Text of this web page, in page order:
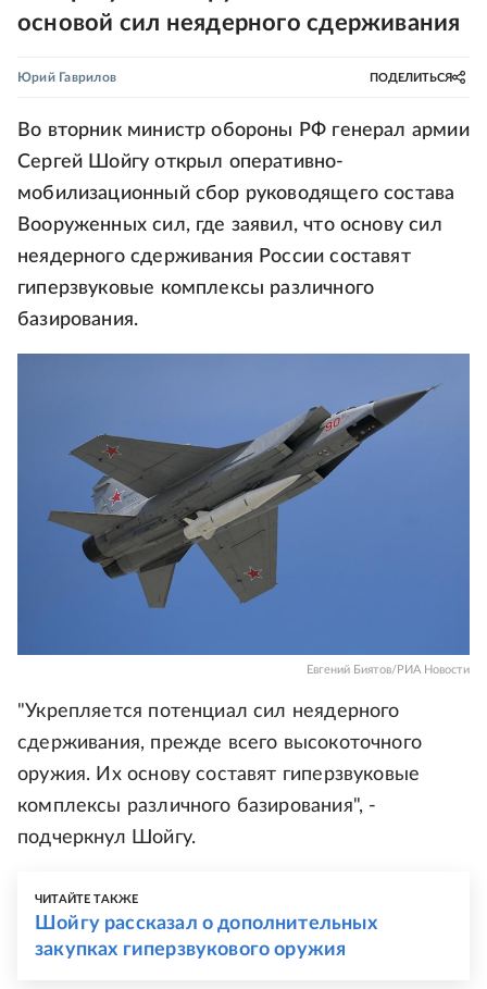
основой сил неядерного сдерживания
Юрий Гаврилов ПОДЕЛИТЬСЯ
Во вторник министр обороны РФ генерал армии
Сергей Шойгу открыл оперативно-
мобилизационный сбор руководящего состава
Вооруженных сил, где заявил, что основу сил
неядерного сдерживания России составят
гиперзвуковые комплексы различного
базирования.
Евгений Биятов/РИА Новости
"Укрепляется потенциал сил неядерного
сдерживания, прежде всего высокоточного
оружия. Их основу составят гиперзвуковые
комплексы различного базирования", -
подчеркнул Шойгу.
ЧИТАЙТЕ ТАКЖЕ
Шойгу рассказал о дополнительных
закупках гиперзвукового оружия